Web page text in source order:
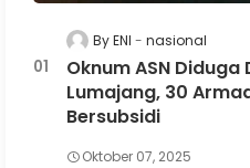
By ENI nasional
Oknum ASN
Lumajang, 30
Bersubsidi
Oktober 07, 2025